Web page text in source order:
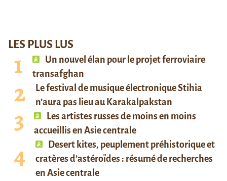
LES PLUS LUS
Un nouvel élan pour le projet ferroviaire
transafghan
Le festival de musique électronique Stihia
n’aura pas lieu au Karakalpakstan
Les artistes russes de moins en moins
accueillis en Asie centrale
Desert kites, peuplement préhistorique et
cratères d’astéroïdes : résumé de recherches
en Asie centrale